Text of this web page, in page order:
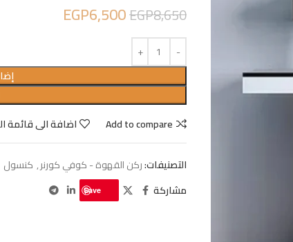
EGP8,650
EGP6,500
Add to compare
اضافة الى قائمة
التصنيفات:ركن القهوة - كوفي كورنر, كنسول
مشاركة
Save